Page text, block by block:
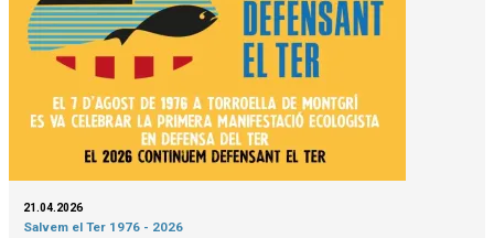
21.04.2026
Salvem el Ter 1976 - 2026